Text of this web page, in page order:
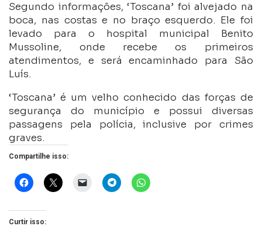
Segundo informações, ‘Toscana’ foi alvejado na
boca, nas costas e no braço esquerdo. Ele foi
levado para o hospital municipal Benito
Mussoline, onde recebe os primeiros
atendimentos, e será encaminhado para São
Luís.
‘Toscana’ é um velho conhecido das forças de
segurança do município e possui diversas
passagens pela polícia, inclusive por crimes
graves.
Compartilhe isso:
Curtir isso: